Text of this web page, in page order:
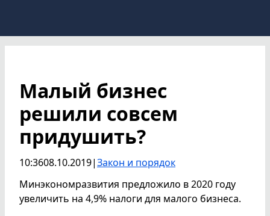
Малый бизнес
решили совсем
придушить?
10:3608.10.2019|Закон и порядок
Минэкономразвития предложило в 2020 году
увеличить на 4,9% налоги для малого бизнеса.